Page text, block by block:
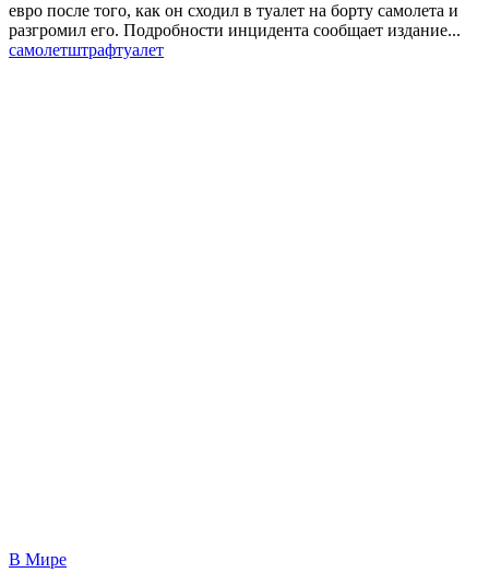
евро после того, как он сходил в туалет на борту самолета и
разгромил его. Подробности инцидента сообщает издание...
самолетштрафтуалет
В Мире